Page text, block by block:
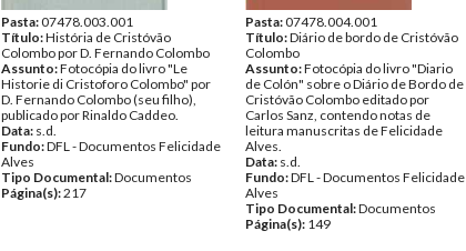
Pasta:07478.003.001
Título:História de Cristóvão
Colombo por D. Fernando Colombo
Assunto:Fotocópia do livro "Le
Historie di Cristoforo Colombo" por
D. Fernando Colombo (seu filho),
publicado por Rinaldo Caddeo.
Data: s.d.
Fundo:DFL - Documentos Felicidade
Alves
Tipo Documental:Documentos
Página(s):217
Pasta:07478.004.001
Título:Diário de bordo de Cristóvão
Colombo
Assunto:Fotocópia do livro "Diario
de Colón" sobre o Diário de Bordo de
Cristóvão Colombo editado por
Carlos Sanz, contendo notas de
leitura manuscritas de Felicidade
Alves.
Data: s.d.
Fundo:DFL - Documentos Felicidade
Alves
Tipo Documental:Documentos
Página(s): 149